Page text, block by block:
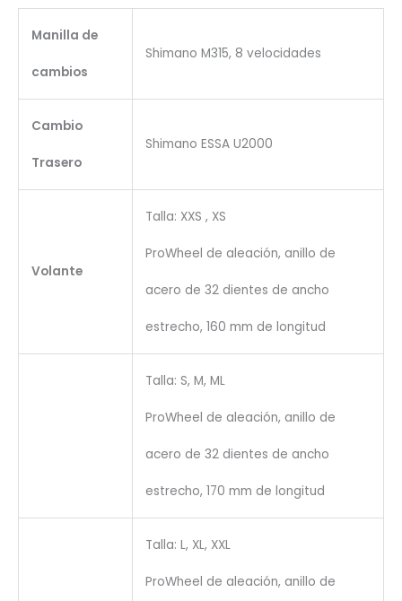
Manilla de
cambios
Shimano M315, 8 velocidades
Cambio
Trasero
Shimano ESSA U2000
Volante
Talla: XXS , XS
ProWheel de aleación, anillo de
acero de 32 dientes de ancho
estrecho, 160 mm de longitud
Talla: S, M, ML
ProWheel de aleación, anillo de
acero de 32 dientes de ancho
estrecho, 170 mm de longitud
Talla: L, XL, XXL
ProWheel de aleación, anillo de